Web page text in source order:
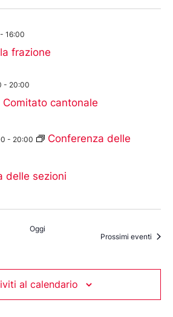
frazione
- 16:00
cantonale
- 20:00
delle sezioni
- 20:00
Conferenza delle
Oggi
Prossimi eventi
al calendario